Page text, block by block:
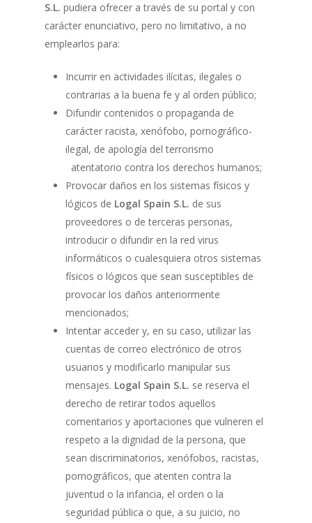
S.L.pudiera ofrecer a través de su portal y con
carácter enunciativo, pero no limitativo, a no
emplearlos para:
Incurrir en actividades ilícitas, ilegales o
contrarias a la buena fe y al orden público;
Difundir contenidos o propaganda de
carácter racista, xenófobo, pornográfico-
ilegal, de apología del terrorismo
atentatorio contra los derechos humanos;
Provocar daños en los sistemas físicos y
lógicos de Logal Spain S.L. de sus
proveedores o de terceras personas,
introducir o difundir en la red virus
informáticos o cualesquiera otros sistemas
físicos o lógicos que sean susceptibles de
provocar los daños anteriormente
mencionados;
Intentar acceder y, en su caso, utilizar las
cuentas de correo electrónico de otros
usuarios y modificarlo manipular sus
mensajes. Logal Spain S.L. se reserva el
derecho de retirar todos aquellos
comentarios y aportaciones que vulneren el
respeto a la dignidad de la persona, que
sean discriminatorios, xenófobos, racistas,
pornográficos, que atenten contra la
juventud o la infancia, el orden o la
seguridad pública o que, a su juicio, no